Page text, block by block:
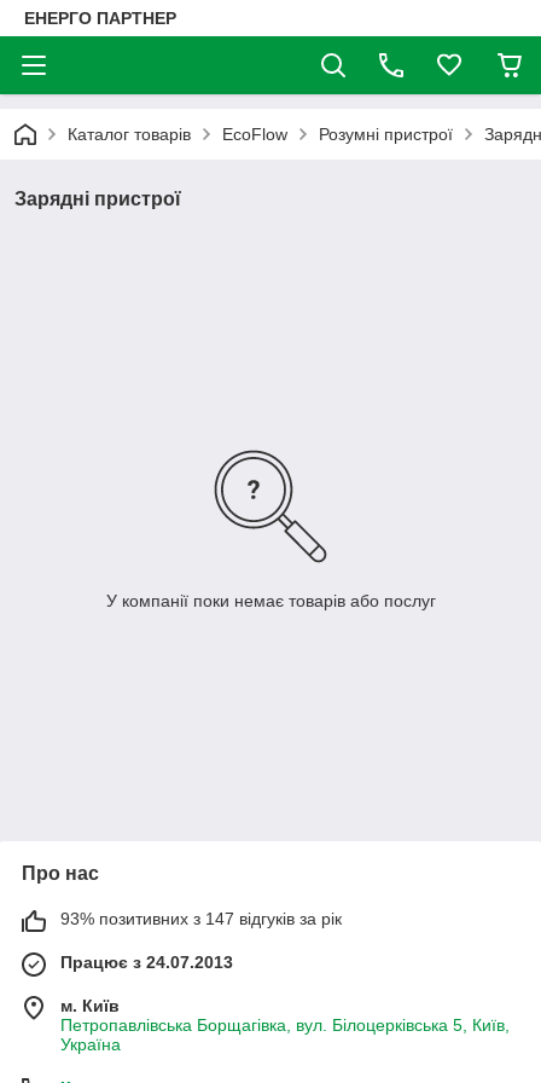
ЕНЕРГО ПАРТНЕР
Каталог товарів EcoFlow Розумні пристрої
Зарядні пристрої
У компанії поки немає товарів або послуг
Про нас
93% позитивних з 147 відгуків за рік
Працює з 24.07.2013
м. Київ
Петропавлівська Борщагівка, вул. Білоцерківська 5, Київ,
Україна